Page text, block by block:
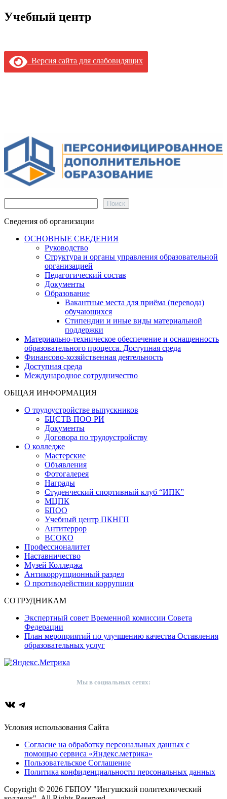
Учебный центр
Версия сайта для слабовидящих
Поиск
Сведения об организации
ОСНОВНЫЕ СВЕДЕНИЯ
Руководство
Структура и органы управления образовательной
организацией
Педагогический состав
Документы
Образование
Вакантные места для приёма (перевода)
обучающихся
Стипендии и иные виды материальной
поддержки
Материально-техническое обеспечение и оснащенность
образовательного процесса. Доступная среда
Финансово-хозяйственная деятельность
Доступная среда
Международное сотрудничество
ОБЩАЯ ИНФОРМАЦИЯ
О трудоустройстве выпускников
БЦСТВ ПОО РИ
Документы
Договора по трудоустройству
О колледже
Мастерские
Объявления
Фотогалерея
Награды
Студенческий спортивный клуб “ИПК”
МЦПК
БПОО
Учебный центр ПКНГП
Антитеррор
ВСОКО
Профессионалитет
Наставничество
Музей Колледжа
Антикоррупционный раздел
О противодействии коррупции
СОТРУДНИКАМ
Экспертный совет Временной комиссии Совета
Федерации
План мероприятий по улучшению качества Оставления
образовательных услуг
Мы в социальных сетях:
ВКонтакте
Telegram
Условия использования Сайта
Согласие на обработку персональных данных с
помощью сервиса «Яндекс.метрика»
Пользовательское Соглашение
Политика конфиденциальности персональных данных
Copyright © 2026 ГБПОУ "Ингушский политехнический